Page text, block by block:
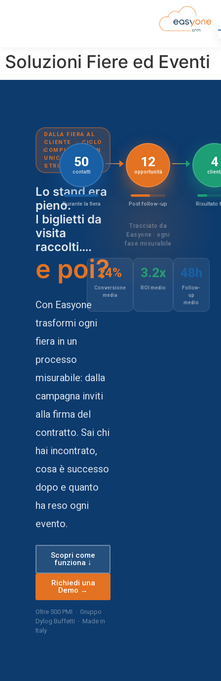
Soluzioni Fiere ed Eventi
DALLA FIERA AL
CLIENTE · CICLO
COMPLETO IN UN
UNICO
STRUMENTO
Lo stand era
pieno.
I biglietti da
visita
raccolti….
e poi?
Con Easyone
trasformi ogni
fiera in un
processo
misurabile: dalla
campagna inviti
alla firma del
contratto. Sai chi
hai incontrato,
cosa è successo
dopo e quanto
ha reso ogni
evento.
Scopri come
funziona ↓
Richiedi una
Demo →
Oltre 500 PMI · Gruppo
Dylog Buffetti · Made in
Italy
50
contatti
Durante la fiera
12
opportunità
Post follow-up
4
Risultato
Tracciato da
Easyone · ogni
fase misurabile
24%
Conversione
media
3.2x
ROI medio
48h
Follow-
up
medio